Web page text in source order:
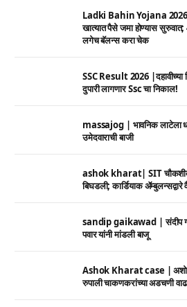
Ladki Bahin Yojana 2026 |
खात्यात पैसे जमा होण्यास
लगेच बॅलन्स करा चेक
SSC Result 2026 |दहावीच्या
दुपारी लागणार Ssc चा निकाल!
massajog | भावनिक लाटेला
उमेदवाराची बाजी
ashok kharat| SIT
बिघडली; कार्डियाक ॲम्बुलन्सद्वारे
sandip gaikawad | संदीप
पवार यांनी मांडली बाजू
Ashok Kharat case | अशोक
रुपाली चाकणकरांच्या अडचणी